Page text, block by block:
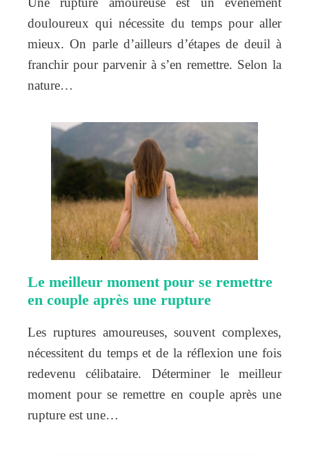
douloureux qui nécessite du temps pour aller
mieux. On parle d’ailleurs d’étapes de deuil à
franchir pour parvenir à s’en remettre. Selon la
nature…
Le meilleur moment pour se remettre
en couple après une rupture
Les ruptures amoureuses, souvent complexes,
nécessitent du temps et de la réflexion une fois
redevenu célibataire. Déterminer le meilleur
moment pour se remettre en couple après une
rupture est une…